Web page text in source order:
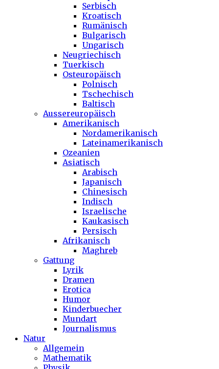
Serbisch
Kroatisch
Rumänisch
Bulgarisch
Ungarisch
Neugriechisch
Tuerkisch
Osteuropäisch
Polnisch
Tschechisch
Baltisch
Aussereuropäisch
Amerikanisch
Nordamerikanisch
Lateinamerikanisch
Ozeanien
Asiatisch
Arabisch
Japanisch
Chinesisch
Indisch
Israelische
Kaukasisch
Persisch
Afrikanisch
Maghreb
Gattung
Lyrik
Dramen
Erotica
Humor
Kinderbuecher
Mundart
Journalismus
Natur
Allgemein
Mathematik